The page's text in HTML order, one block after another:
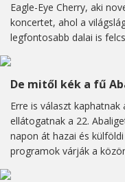
Eagle-Eye Cherry, aki
koncertet, ahol a
legfontosabb dalai is
De mitől kék a fű
Erre is választ
ellátogatnak a 22.
napon át hazai és
programok várják a